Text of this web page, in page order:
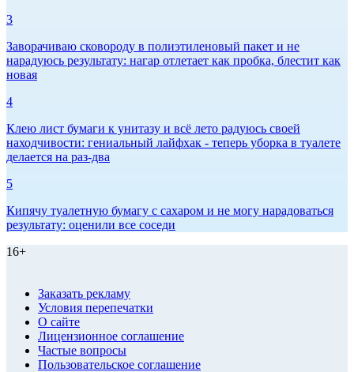
3
Заворачиваю сковороду в полиэтиленовый пакет и не
нарадуюсь результату: нагар отлетает как пробка, блестит как
новая
4
Клею лист бумаги к унитазу и всё лето радуюсь своей
находчивости: гениальный лайфхак - теперь уборка в туалете
делается на раз-два
5
Кипячу туалетную бумагу с сахаром и не могу нарадоваться
результату: оценили все соседи
16+
Заказать рекламу
Условия перепечатки
О сайте
Лицензионное соглашение
Частые вопросы
Пользовательское соглашение